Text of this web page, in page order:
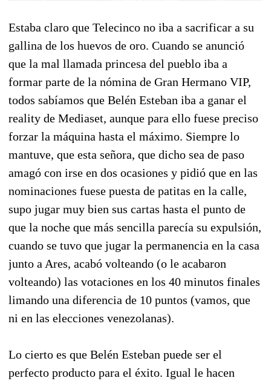
Estaba claro que Telecinco no iba a sacrificar a su
gallina de los huevos de oro. Cuando se anunció
que la mal llamada princesa del pueblo iba a
formar parte de la nómina de Gran Hermano VIP,
todos sabíamos que Belén Esteban iba a ganar el
reality de Mediaset, aunque para ello fuese preciso
forzar la máquina hasta el máximo. Siempre lo
mantuve, que esta señora, que dicho sea de paso
amagó con irse en dos ocasiones y pidió que en las
nominaciones fuese puesta de patitas en la calle,
supo jugar muy bien sus cartas hasta el punto de
que la noche que más sencilla parecía su expulsión,
cuando se tuvo que jugar la permanencia en la casa
junto a Ares, acabó volteando (o le acabaron
volteando) las votaciones en los 40 minutos finales
limando una diferencia de 10 puntos (vamos, que
ni en las elecciones venezolanas).
Lo cierto es que Belén Esteban puede ser el
perfecto producto para el éxito. Igual le hacen